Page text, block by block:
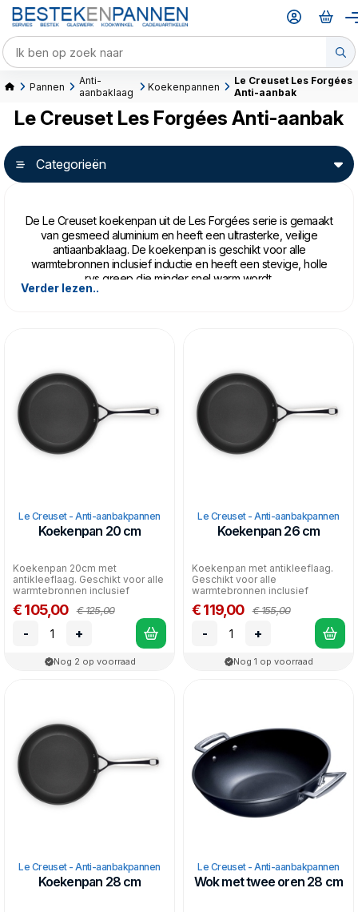
Pannen
Anti-
aanbaklaag
Koekenpannen
Le Creuset Les Forgées
Anti-aanbak
Le Creuset Les Forgées Anti-aanbak
Categorieën
De Le Creuset koekenpan uit de Les Forgées serie is gemaakt
van gesmeed aluminium en heeft een ultrasterke, veilige
antiaanbaklaag. De koekenpan is geschikt voor alle
warmtebronnen inclusief inductie en heeft een stevige, holle
rvs greep die minder snel warm wordt.
Verder lezen..
Le Creuset - Anti-aanbakpannen
Koekenpan 20 cm
Koekenpan 20cm met
antikleeflaag. Geschikt voor alle
warmtebronnen inclusief
inductie.
€ 105,00 € 125,00
- +
Nog 2 op voorraad
Le Creuset - Anti-aanbakpannen
Koekenpan 26 cm
Koekenpan met antikleeflaag.
Geschikt voor alle
warmtebronnen inclusief
inductie.
€ 119,00 € 155,00
- +
Nog 1 op voorraad
Le Creuset - Anti-aanbakpannen
Koekenpan 28 cm
Le Creuset - Anti-aanbakpannen
Wok met twee oren 28 cm